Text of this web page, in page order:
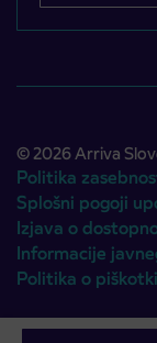
© 2026 Arriva
Politika
Splošni pogoji
Izjava o
Informacije
Politika o
Avtorji:Emigma